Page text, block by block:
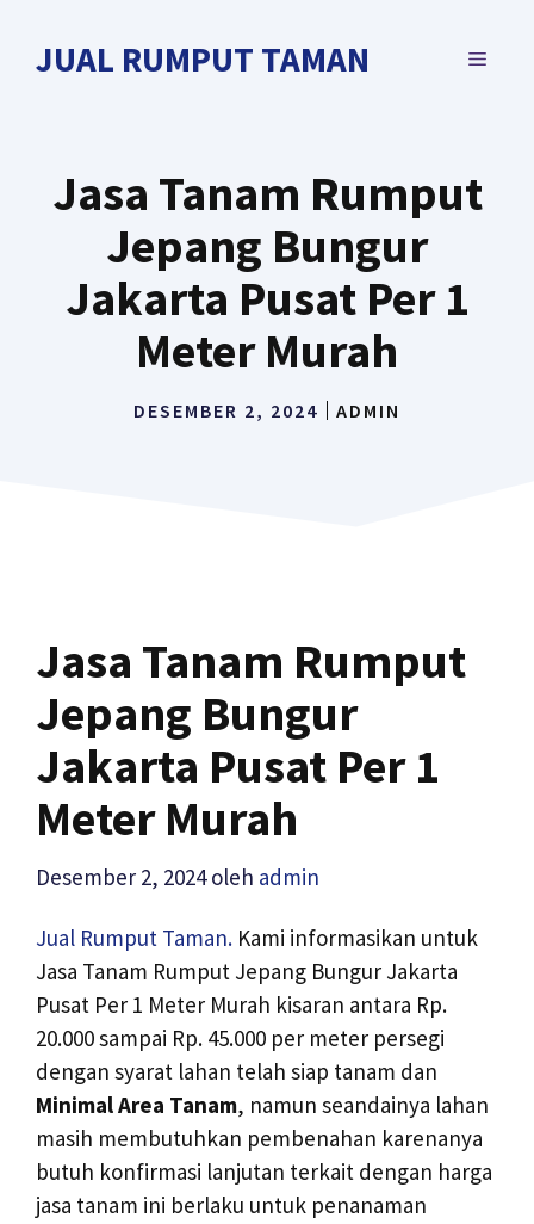
JUAL RUMPUT TAMAN MENU
Jasa Tanam Rumput
Jepang Bungur
Jakarta Pusat Per 1
Meter Murah
DESEMBER 2, 2024 ADMIN
Jasa Tanam Rumput
Jepang Bungur
Jakarta Pusat Per 1
Meter Murah
Desember 2, 2024 oleh admin
Jual Rumput Taman. Kami informasikan untuk
Jasa Tanam Rumput Jepang Bungur Jakarta
Pusat Per 1 Meter Murah kisaran antara Rp.
20.000 sampai Rp. 45.000 per meter persegi
dengan syarat lahan telah siap tanam dan
Minimal Area Tanam, namun seandainya lahan
masih membutuhkan pembenahan karenanya
butuh konfirmasi lanjutan terkait dengan harga
jasa tanam ini berlaku untuk penanaman